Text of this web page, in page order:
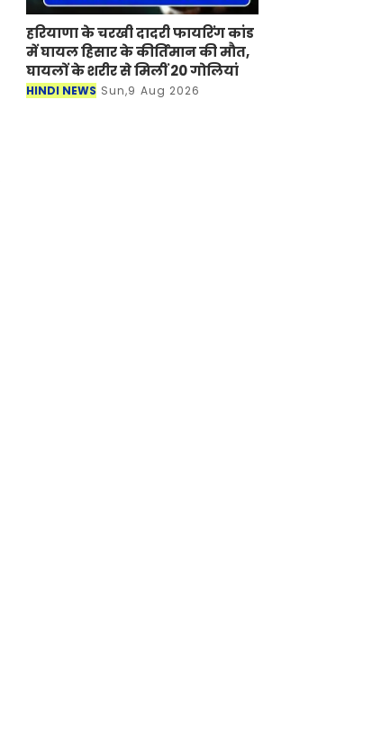
हरियाणा के चरखी दादरी फायरिंग कांड
में घायल हिसार के कीर्तिमान की मौत,
घायलों के शरीर से मिलीं 20 गोलियां
HINDI NEWS Sun,9 Aug 2026